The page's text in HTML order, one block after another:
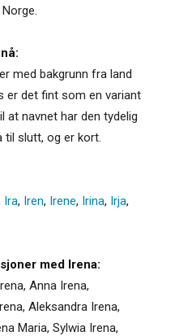
med bakgrunn fra land
er det fint som en variant
at navnet har den tydelig
slutt, og er kort.
Ira, Iren, Irene, Irina, Irja,
med Irena:
Anna Irena,
Aleksandra Irena,
Maria, Sylwia Irena,